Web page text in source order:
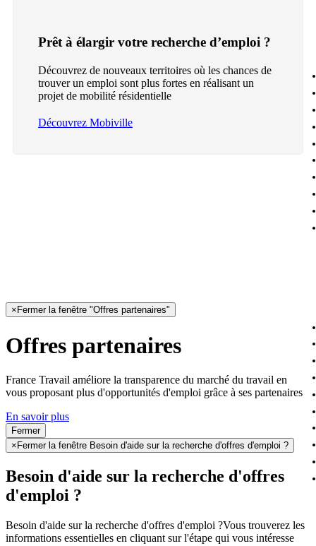
Prêt à élargir votre recherche d’emploi ?
Découvrez de nouveaux territoires où les chances de
trouver un emploi sont plus fortes en réalisant un
projet de mobilité résidentielle
Découvrez Mobiville
× Fermer la fenêtre "Offres partenaires"
Offres partenaires
France Travail améliore la transparence du marché du travail en
vous proposant plus d'opportunités d'emploi grâce à ses partenaires
En savoir plus
Fermer
× Fermer la fenêtre Besoin d'aide sur la recherche d'offres d'emploi ?
Besoin d'aide sur la recherche d'offres
d'emploi ?
Besoin d'aide sur la recherche d'offres d'emploi ?Vous trouverez les
informations essentielles en cliquant sur l'étape qui vous intéresse